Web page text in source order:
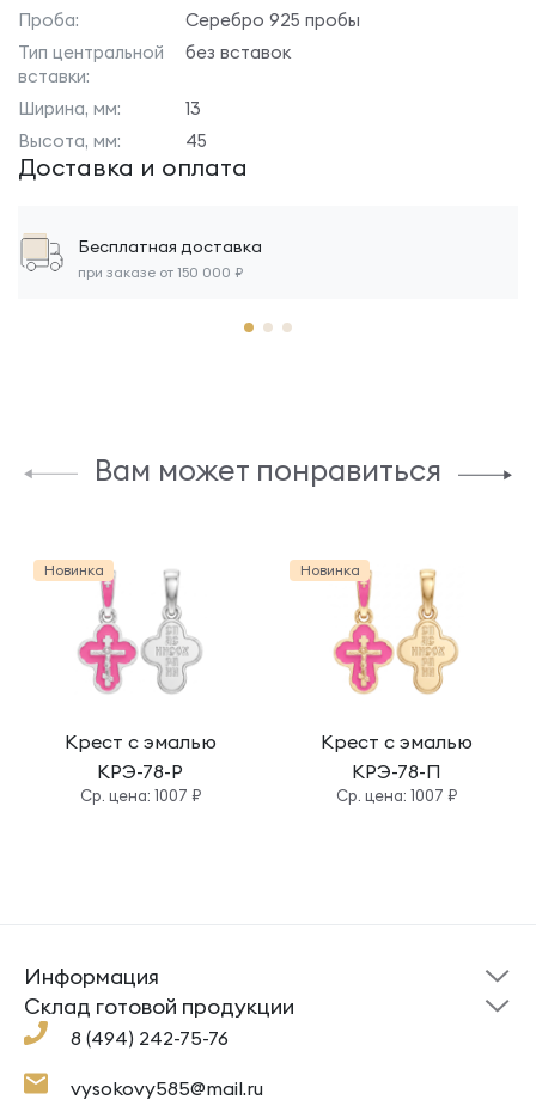
Проба:
Серебро 925 пробы
Тип центральной
вставки:
без вставок
Ширина, мм:
13
Высота, мм:
45
Доставка и оплата
Бесплатная доставка
при заказе от 150 000 ₽
Вам может понравиться
Новинка
Крест с эмалью
КРЭ-78-Р
Cр. цена: 1007 ₽
Новинка
Крест с эмалью
КРЭ-78-П
Cр. цена: 1007 ₽
8 (494) 242-75-76
vysokovy585@mail.ru
Информация
Склад готовой
продукции
Под заказ
О компании
Помощь
Cклад готовой продукции
Кресты
Кольца
Подвески
Ложки
Крестильные наборы